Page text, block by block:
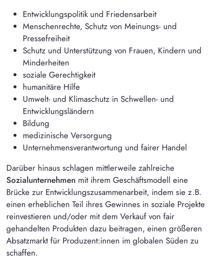
Entwicklungspolitik und Friedensarbeit
Menschenrechte, Schutz von Meinungs- und
Pressefreiheit
Schutz und Unterstützung von Frauen, Kindern und
Minderheiten
soziale Gerechtigkeit
humanitäre Hilfe
Umwelt- und Klimaschutz in Schwellen- und
Entwicklungsländern
Bildung
medizinische Versorgung
Unternehmensverantwortung und fairer Handel
Darüber hinaus schlagen mittlerweile zahlreiche
Sozialunternehmen mit ihrem Geschäftsmodell eine
Brücke zur Entwicklungszusammenarbeit, indem sie z.B.
einen erheblichen Teil ihres Gewinnes in soziale Projekte
reinvestieren und/oder mit dem Verkauf von fair
gehandelten Produkten dazu beitragen, einen größeren
Absatzmarkt für Produzent:innen im globalen Süden zu
schaffen.